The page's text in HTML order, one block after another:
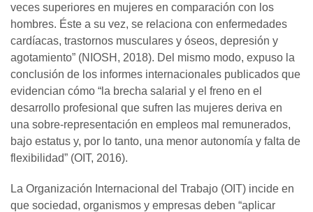
veces superiores en mujeres en comparación con los
hombres. Éste a su vez, se relaciona con enfermedades
cardíacas, trastornos musculares y óseos, depresión y
agotamiento” (NIOSH, 2018). Del mismo modo, expuso la
conclusión de los informes internacionales publicados que
evidencian cómo “la brecha salarial y el freno en el
desarrollo profesional que sufren las mujeres deriva en
una sobre-representación en empleos mal remunerados,
bajo estatus y, por lo tanto, una menor autonomía y falta de
flexibilidad” (OIT, 2016).
La Organización Internacional del Trabajo (OIT) incide en
que sociedad, organismos y empresas deben “aplicar